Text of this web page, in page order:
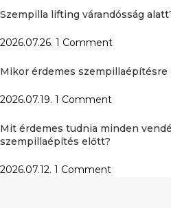
Szempilla lifting várandósság
2026.07.26. 1 Comment
Mikor érdemes
2026.07.19. 1 Comment
Mit érdemes tudnia minden
szempillaépítés előtt?
2026.07.12. 1 Comment